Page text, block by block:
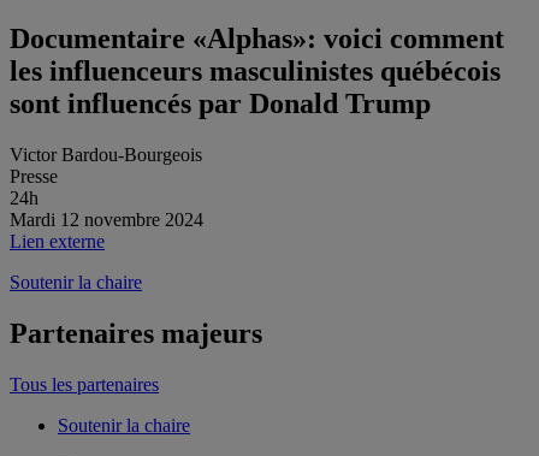
Documentaire «Alphas»: voici comment
les influenceurs masculinistes québécois
sont influencés par Donald Trump
Victor Bardou-Bourgeois
Presse
24h
Mardi 12 novembre 2024
Lien externe
Soutenir la chaire
Partenaires majeurs
Tous les partenaires
Soutenir la chaire